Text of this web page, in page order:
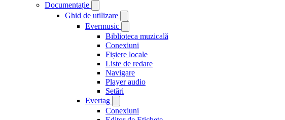
Documentație
Ghid de utilizare
Evermusic
Biblioteca muzicală
Conexiuni
Fișiere locale
Liste de redare
Navigare
Player audio
Setări
Evertag
Conexiuni